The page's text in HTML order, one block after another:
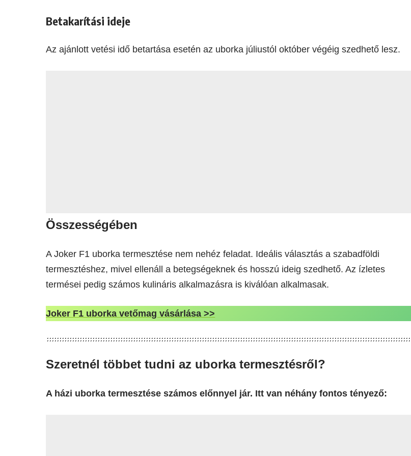
Betakarítási ideje
Az ajánlott vetési idő betartása esetén az uborka júliustól október végéig szedhető lesz.
Összességében
A Joker F1 uborka termesztése nem nehéz feladat. Ideális választás a szabadföldi
termesztéshez, mivel ellenáll a betegségeknek és hosszú ideig szedhető. Az ízletes
termései pedig számos kulináris alkalmazásra is kiválóan alkalmasak.
Joker F1 uborka vetőmag vásárlása >>
Szeretnél többet tudni az uborka termesztésről?
A házi uborka termesztése számos előnnyel jár. Itt van néhány fontos tényező: